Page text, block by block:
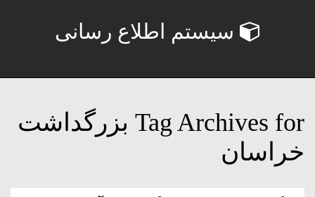
سیستم اطلاع رسانی
Tag Archives for بزرگداشت
خراسان